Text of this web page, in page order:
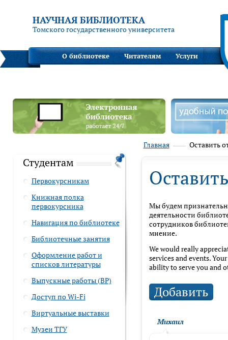
НАУЧНАЯ БИБЛИОТЕКА
Томского государственного университета
О библиотеке Читателям Услуги
Студентам
Первокурсникам
Книжная полка
первокурсника
Навигация по библиотеке
Библиотечные занятия
Оформление работ и
списков литературы
Выпускные работы (ВР)
Доступ по Wi-Fi
Виртуальные выставки
Музеи ТГУ
Главная Оставить
Мы будем
деятельности
сотрудников
мнение.
We would really
services and events.
ability to serve you and
Добавить
Михаил